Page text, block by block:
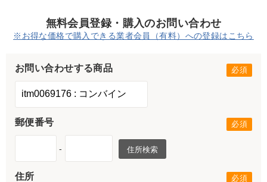
無料会員登録・購入のお問い合わせ
※お得な価格で購入できる業者会員（有料）への登録はこちら
お問い合わせする商品
郵便番号
- 住所検索
住所